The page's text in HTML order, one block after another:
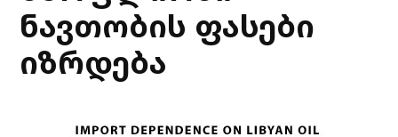
ნავთობის ფასები
იზრდება